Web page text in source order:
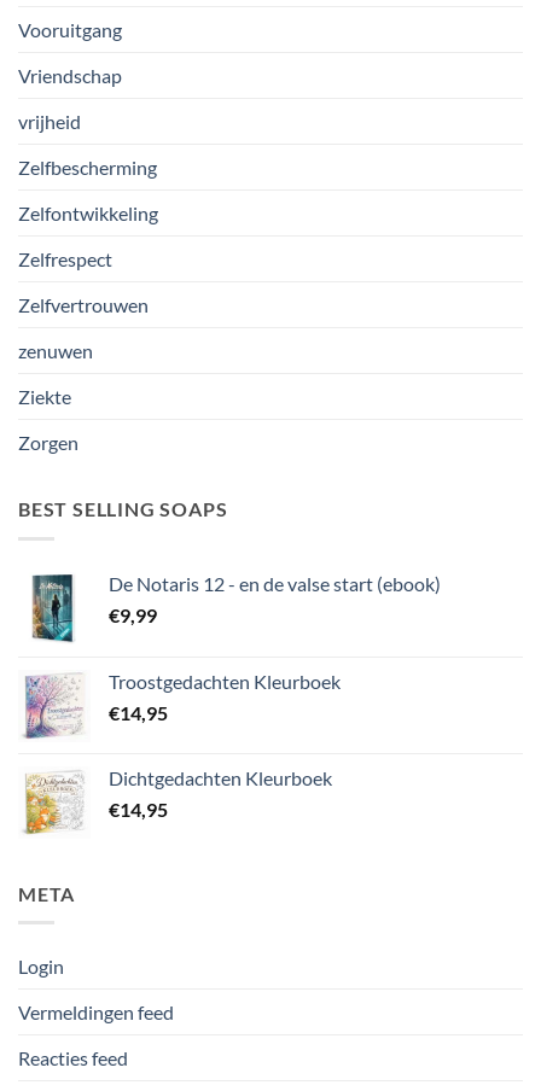
Vooruitgang
Vriendschap
vrijheid
Zelfbescherming
Zelfontwikkeling
Zelfrespect
Zelfvertrouwen
zenuwen
Ziekte
Zorgen
BEST SELLING SOAPS
De Notaris 12 - en de valse start (ebook)
€9,99
Troostgedachten Kleurboek
€14,95
Dichtgedachten Kleurboek
€14,95
META
Login
Vermeldingen feed
Reacties feed